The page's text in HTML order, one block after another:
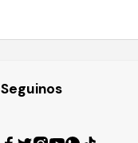
Seguinos